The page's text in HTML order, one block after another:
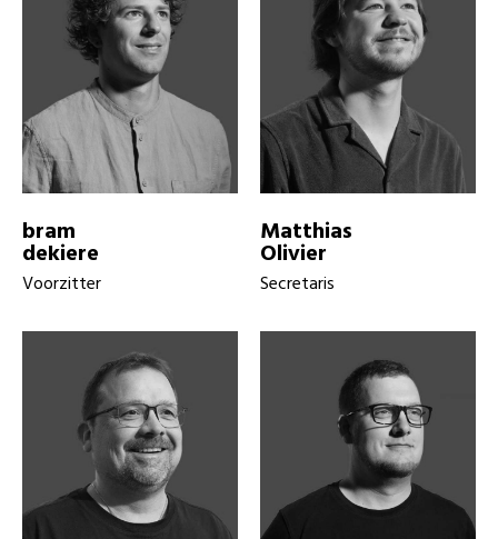
bram
dekiere
Voorzitter
Matthias
Olivier
Secretaris